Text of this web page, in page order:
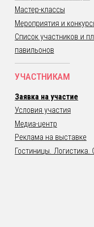
Мастер-классы
Мероприятия и
Список участников и
павильонов
УЧАСТНИКАМ
Заявка на участие
Условия участия
Медиа-центр
Реклама на выставке
Гостиницы. Логистика.